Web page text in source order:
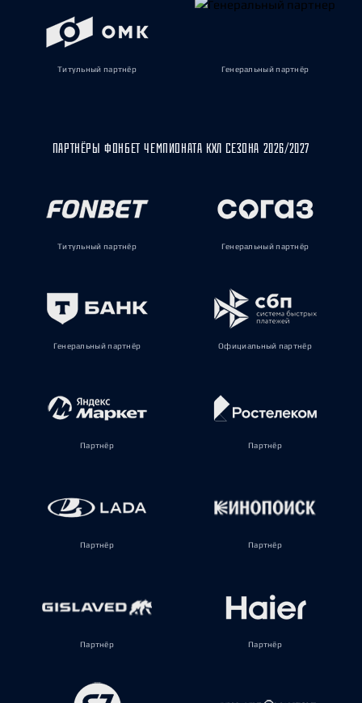
Титульный партнёр Генеральный партнёр
ПАРТНЁРЫ ФОНБЕТ ЧЕМПИОНАТА КХЛ СЕЗОНА 2026/2027
Титульный партнёр Генеральный партнёр
Генеральный партнёр Официальный партнёр
Партнёр Партнёр
Партнёр Партнёр
Партнёр Партнёр